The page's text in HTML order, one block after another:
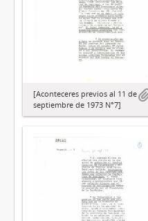
[Aconteceres previos al 11 de
septiembre de 1973 N°7]